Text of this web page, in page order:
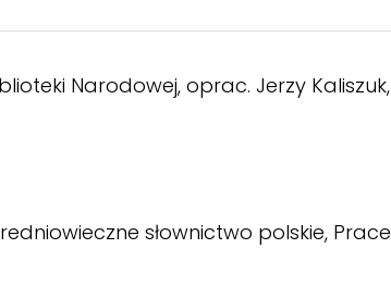
Narodowej, oprac. Jerzy Kaliszuk,
słownictwo polskie, Prace